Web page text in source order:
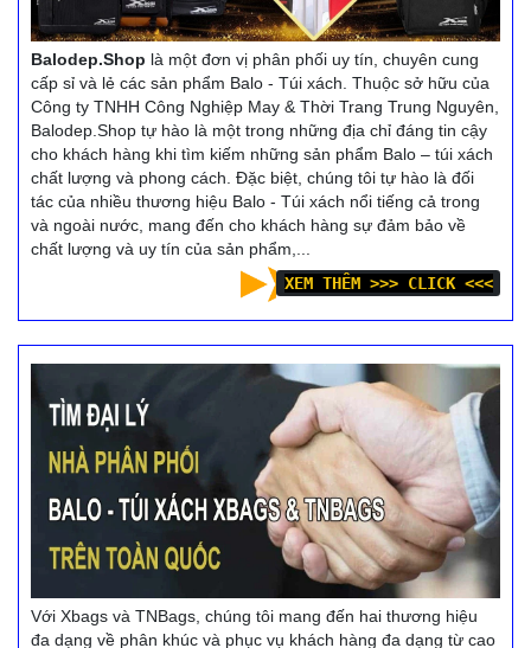
Balodep.Shop là một đơn vị phân phối uy tín, chuyên cung
cấp sỉ và lẻ các sản phẩm Balo - Túi xách. Thuộc sở hữu của
Công ty TNHH Công Nghiệp May & Thời Trang Trung Nguyên,
Balodep.Shop tự hào là một trong những địa chỉ đáng tin cậy
cho khách hàng khi tìm kiếm những sản phẩm Balo – túi xách
chất lượng và phong cách. Đặc biệt, chúng tôi tự hào là đối
tác của nhiều thương hiệu Balo - Túi xách nổi tiếng cả trong
và ngoài nước, mang đến cho khách hàng sự đảm bảo về
chất lượng và uy tín của sản phẩm,...
XEM THÊM >>> CLICK <<<
Với Xbags và TNBags, chúng tôi mang đến hai thương hiệu
đa dạng về phân khúc và phục vụ khách hàng đa dạng từ cao